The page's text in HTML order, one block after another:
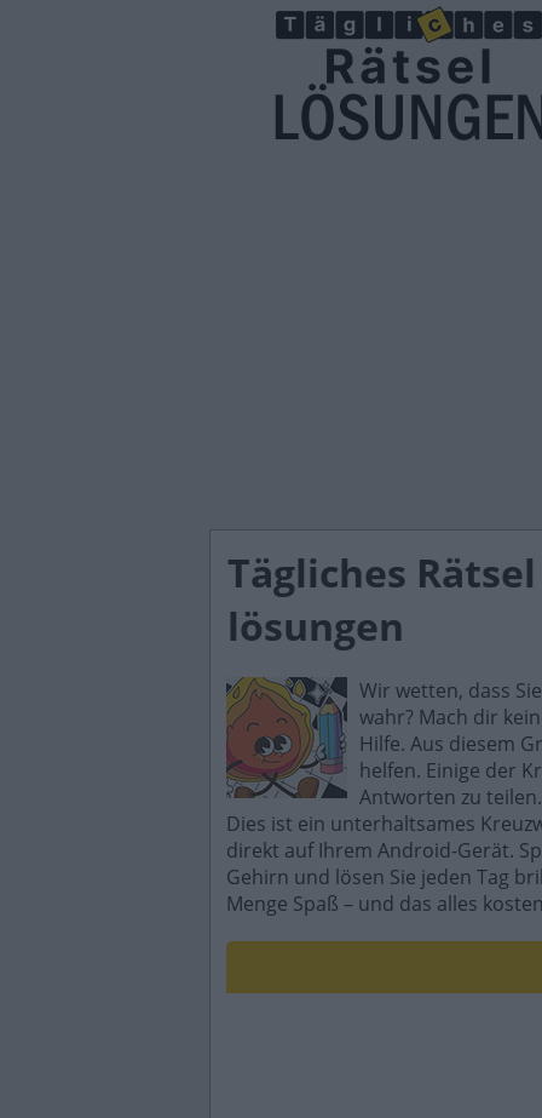
Tägliches
lösungen
Wir wetten, dass
wahr? Mach dir
Hilfe. Aus diesem
helfen. Einige der
Antworten zu teilen.
Dies ist ein unterhaltsames
direkt auf Ihrem Android-Gerät.
Gehirn und lösen Sie jeden Tag
Menge Spaß – und das alles